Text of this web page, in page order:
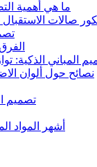
ما هي أهمية
المباني الذكية:
نصائح حول ألوان
تصميم
أشهر المواد